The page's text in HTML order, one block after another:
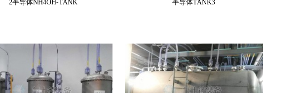
2半导体NH4OH-TANK 半导体TANK3